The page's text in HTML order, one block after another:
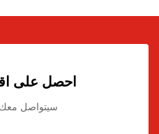
احصل على
سيتواصل معك